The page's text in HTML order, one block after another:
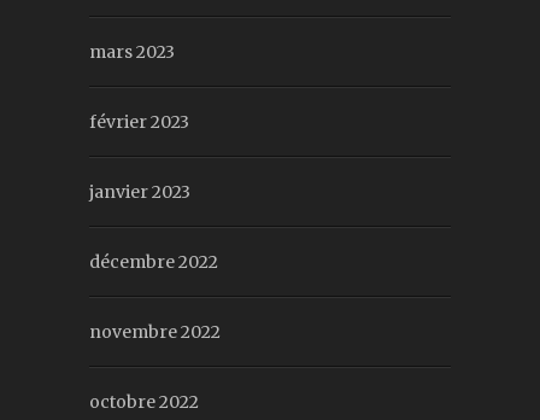
mars 2023
février 2023
janvier 2023
décembre 2022
novembre 2022
octobre 2022